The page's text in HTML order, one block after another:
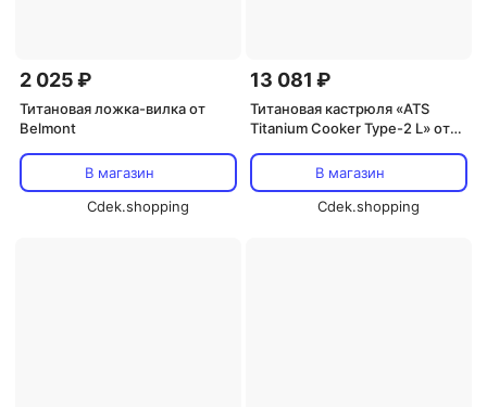
2 025 ₽
Титановая ложка-вилка от
Belmont
В магазин
Cdek.shopping
13 081 ₽
Титановая кастрюля «ATS
Titanium Cooker Type-2 L» от
В магазин
Cdek.shopping